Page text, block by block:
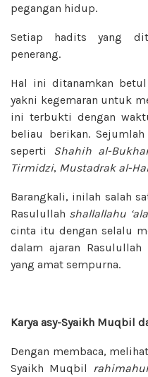
pegangan hidup.
Setiap hadits yang
penerang.
Hal ini ditanamkan
yakni kegemaran untuk
ini terbukti dengan
beliau berikan.
seperti Shahih al-
Tirmidzi, Mustadrak al-
Barangkali, inilah salah
Rasulullah shallallahu
cinta itu dengan selalu
dalam ajaran Rasulullah
yang amat sempurna.
Karya asy-Syaikh Muqbil
Dengan membaca,
Syaikh Muqbil